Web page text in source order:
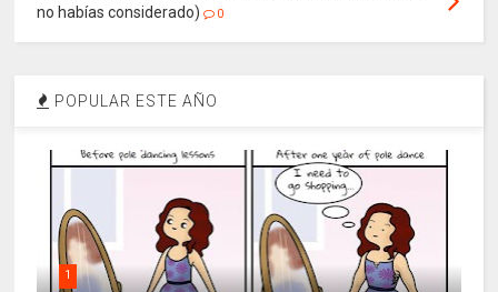
no habías considerado)
0
POPULAR ESTE AÑO
1